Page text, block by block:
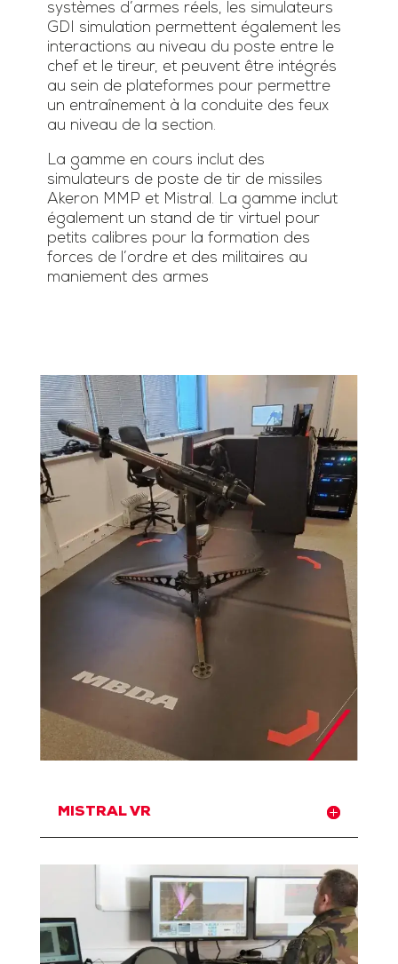
systèmes d’armes réels, les simulateurs
GDI simulation permettent également les
interactions au niveau du poste entre le
chef et le tireur, et peuvent être intégrés
au sein de plateformes pour permettre
un entraînement à la conduite des feux
au niveau de la section.
La gamme en cours inclut des
simulateurs de poste de tir de missiles
Akeron MMP et Mistral. La gamme inclut
également un stand de tir virtuel pour
petits calibres pour la formation des
forces de l’ordre et des militaires au
maniement des armes
MISTRAL VR